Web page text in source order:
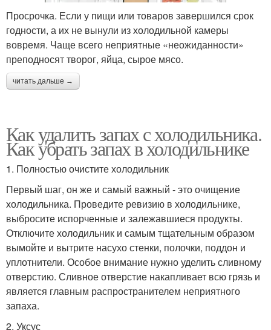
Просрочка. Если у пищи или товаров завершился срок
годности, а их не вынули из холодильной камеры
вовремя. Чаще всего неприятные «неожиданности»
преподносят творог, яйца, сырое мясо.
читать дальше →
Как удалить запах с холодильника.
Как убрать запах в холодильнике
1. Полностью очистите холодильник
Первый шаг, он же и самый важный - это очищение
холодильника. Проведите ревизию в холодильнике,
выбросите испорченные и залежавшиеся продукты.
Отключите холодильник и самым тщательным образом
вымойте и вытрите насухо стенки, полочки, поддон и
уплотнители. Особое внимание нужно уделить сливному
отверстию. Сливное отверстие накапливает всю грязь и
является главным распространителем неприятного
запаха.
2. Уксус